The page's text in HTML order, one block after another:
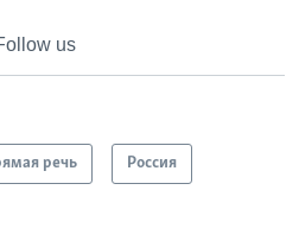
us
речь Россия